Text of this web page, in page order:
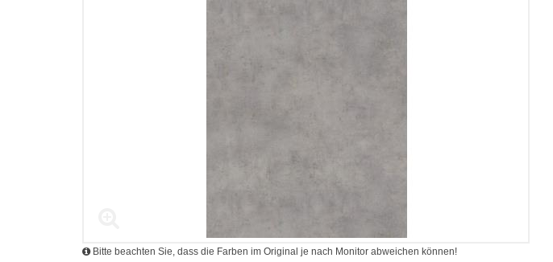
Bitte beachten Sie, dass die Farben im Original je nach Monitor abweichen können!